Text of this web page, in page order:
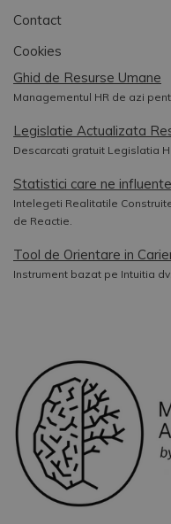
Contact
Cookies
Ghid de Resurse Umane
Managementul HR de azi
Legislatie Actualizata
Descarcati gratuit Legislatia
Statistici care ne
Intelegeti Realitatile
de Reactie.
Tool de Orientare in
Instrument bazat pe Intuitia